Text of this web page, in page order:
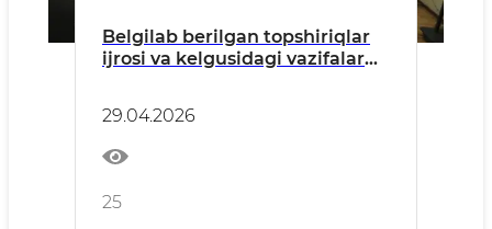
Belgilab berilgan topshiriqlar
ijrosi va kelgusidagi vazifalar
29.04.2026
25